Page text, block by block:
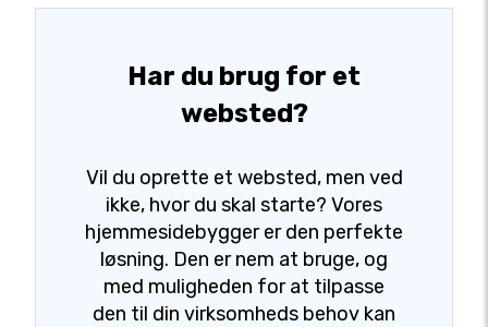
Har du brug for et
websted?
Vil du oprette et websted, men ved
ikke, hvor du skal starte? Vores
hjemmesidebygger er den perfekte
løsning. Den er nem at bruge, og
med muligheden for at tilpasse
den til din virksomheds behov kan